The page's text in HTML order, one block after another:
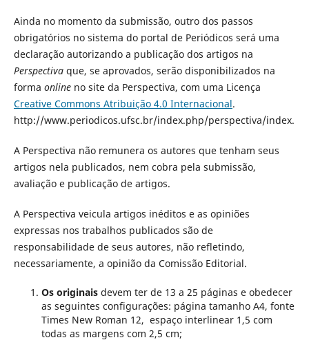
Ainda no momento da submissão, outro dos passos
obrigatórios no sistema do portal de Periódicos será uma
declaração autorizando a publicação dos artigos na
Perspectivaque, se aprovados, serão disponibilizados na
forma onlineno site da Perspectiva, com uma Licença
Creative Commons Atribuição 4.0 Internacional.
http://www.periodicos.ufsc.br/index.php/perspectiva/index.
A Perspectiva não remunera os autores que tenham seus
artigos nela publicados, nem cobra pela submissão,
avaliação e publicação de artigos.
A Perspectiva veicula artigos inéditos e as opiniões
expressas nos trabalhos publicados são de
responsabilidade de seus autores, não refletindo,
necessariamente, a opinião da Comissão Editorial.
Os originaisdevem ter de 13 a 25 páginas e obedecer
as seguintes configurações: página tamanho A4, fonte
Times New Roman 12, espaço interlinear 1,5 com
todas as margens com 2,5 cm;